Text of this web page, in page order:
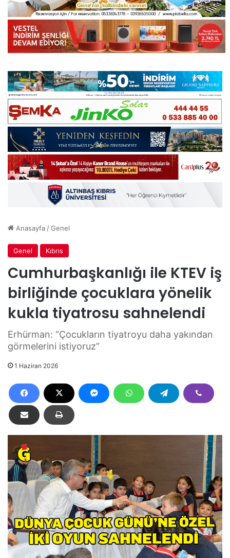
Anasayfa /Genel
Genel Kıbrıs
Cumhurbaşkanlığı ile KTEV iş
birliğinde çocuklara yönelik
kukla tiyatrosu sahnelendi
Erhürman: “Çocukların tiyatroyu daha yakından
görmelerini istiyoruz”
1 Haziran 2026